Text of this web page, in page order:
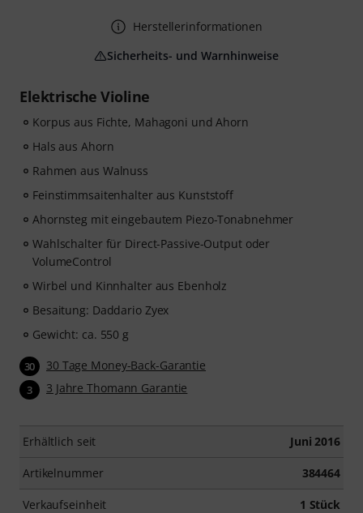
Elektrische Violine
Korpus aus Fichte, Mahagoni und Ahorn
Hals aus Ahorn
Rahmen aus Walnuss
Feinstimmsaitenhalter aus Kunststoff
Ahornsteg mit eingebautem Piezo-Tonabnehmer
Wahlschalter für Direct-Passive-Output oder
VolumeControl
Wirbel und Kinnhalter aus Ebenholz
Besaitung: Daddario Zyex
Gewicht: ca. 550 g
30 30 Tage Money-Back-Garantie
3 3 Jahre Thomann Garantie
Erhältlich seit Juni 2016
Artikelnummer 384464
Verkaufseinheit 1 Stück
Herstellerinformationen
Sicherheits- und Warnhinweise